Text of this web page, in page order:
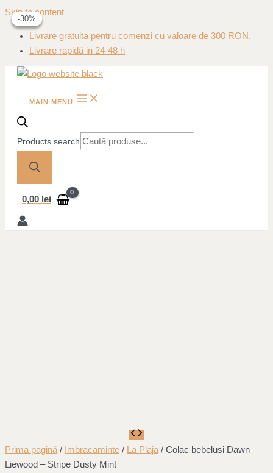
Skip to content
Livrare gratuita pentru comenzi cu valoare de 300 RON.
Livrare rapidă in 24-48 h
MAIN MENU
Products search
0,00 lei
-30%
Prima pagină / Imbracaminte / La Plaja / Colac bebelusi Dawn
Liewood – Stripe Dusty Mint
-30%
-30%